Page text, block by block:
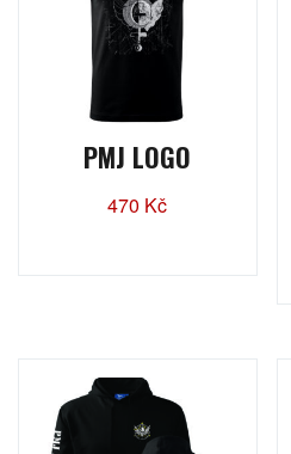
PMJ LOGO
470 Kč
variant.
Možnosti
lze